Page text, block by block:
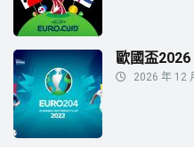
歐國盃2026
2026 年 12